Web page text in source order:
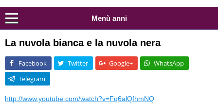
Menù anni
La nuvola bianca e la nuvola nera
Facebook Twitter Google+
WhatsApp
Telegram
http://www.youtube.com/watch?v=Fq6alQfhmNQ